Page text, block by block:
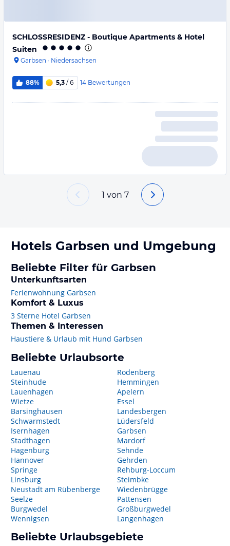
SCHLOSSRESIDENZ - Boutique Apartments & Hotel
Suiten
Garbsen · Niedersachsen
88% 5,3 / 6 14 Bewertungen
1 von 7
Hotels Garbsen und Umgebung
Beliebte Filter für Garbsen
Unterkunftsarten
Ferienwohnung Garbsen
Komfort & Luxus
3 Sterne Hotel Garbsen
Themen & Interessen
Haustiere & Urlaub mit Hund Garbsen
Beliebte Urlaubsorte
Lauenau
Steinhude
Lauenhagen
Wietze
Barsinghausen
Schwarmstedt
Isernhagen
Stadthagen
Hagenburg
Hannover
Springe
Linsburg
Neustadt am Rübenberge
Seelze
Burgwedel
Wennigsen
Rodenberg
Hemmingen
Apelern
Essel
Landesbergen
Lüdersfeld
Garbsen
Mardorf
Sehnde
Gehrden
Rehburg-Loccum
Steimbke
Wiedenbrügge
Pattensen
Großburgwedel
Langenhagen
Beliebte Urlaubsgebiete